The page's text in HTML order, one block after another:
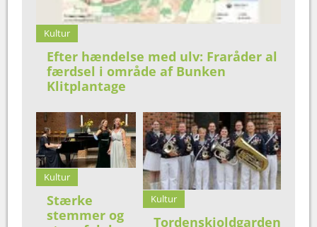
Kultur
Efter hændelse med ulv: Fraråder al
færdsel i område af Bunken
Klitplantage
Kultur
Stærke
stemmer og
Kultur
Tordenskioldgarden